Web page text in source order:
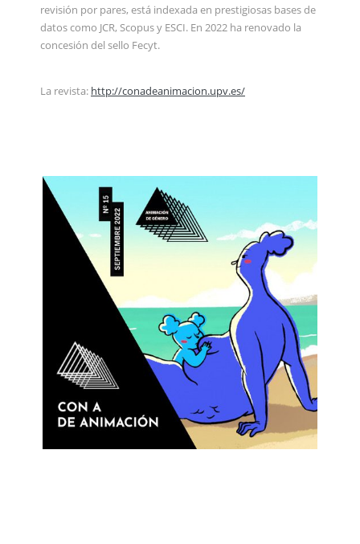
revisión por pares, está indexada en prestigiosas bases de
datos como JCR, Scopus y ESCI. En 2022 ha renovado la
concesión del sello Fecyt.
La revista: http://conadeanimacion.upv.es/